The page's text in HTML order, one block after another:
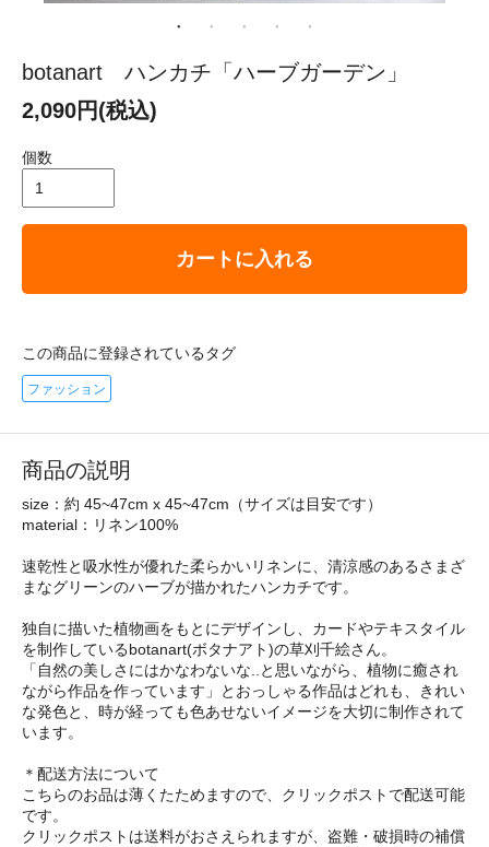
botanart ハンカチ「ハーブガーデン」
2,090円(税込)
個数
カートに入れる
この商品に登録されているタグ
ファッション
商品の説明
size：約 45~47cm x 45~47cm（サイズは目安です）
material：リネン100%
速乾性と吸水性が優れた柔らかいリネンに、清涼感のあるさまざ
まなグリーンのハーブが描かれたハンカチです。
独自に描いた植物画をもとにデザインし、カードやテキスタイル
を制作しているbotanart(ボタナアト)の草刈千絵さん。
「自然の美しさにはかなわないな..と思いながら、植物に癒され
ながら作品を作っています」とおっしゃる作品はどれも、きれい
な発色と、時が経っても色あせないイメージを大切に制作されて
います。
＊配送方法について
こちらのお品は薄くたためますので、クリックポストで配送可能
です。
クリックポストは送料がおさえられますが、盗難・破損時の補償